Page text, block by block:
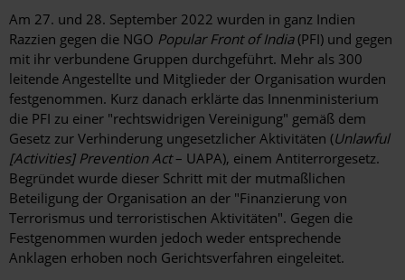
Am 27. und 28. September 2022 wurden in ganz Indien
Razzien gegen die NGO Popular Front of India(PFI) und gegen
mit ihr verbundene Gruppen durchgeführt. Mehr als 300
leitende Angestellte und Mitglieder der Organisation wurden
festgenommen. Kurz danach erklärte das Innenministerium
die PFI zu einer "rechtswidrigen Vereinigung" gemäß dem
Gesetz zur Verhinderung ungesetzlicher Aktivitäten (Unlawful
[Activities] Prevention Act– UAPA), einem Antiterrorgesetz.
Begründet wurde dieser Schritt mit der mutmaßlichen
Beteiligung der Organisation an der "Finanzierung von
Terrorismus und terroristischen Aktivitäten". Gegen die
Festgenommen wurden jedoch weder entsprechende
Anklagen erhoben noch Gerichtsverfahren eingeleitet.